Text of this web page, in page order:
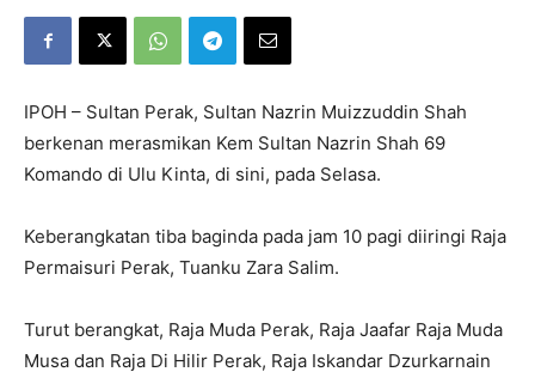
IPOH – Sultan Perak, Sultan Nazrin Muizzuddin Shah
berkenan merasmikan Kem Sultan Nazrin Shah 69
Komando di Ulu Kinta, di sini, pada Selasa.
Keberangkatan tiba baginda pada jam 10 pagi diiringi Raja
Permaisuri Perak, Tuanku Zara Salim.
Turut berangkat, Raja Muda Perak, Raja Jaafar Raja Muda
Musa dan Raja Di Hilir Perak, Raja Iskandar Dzurkarnain